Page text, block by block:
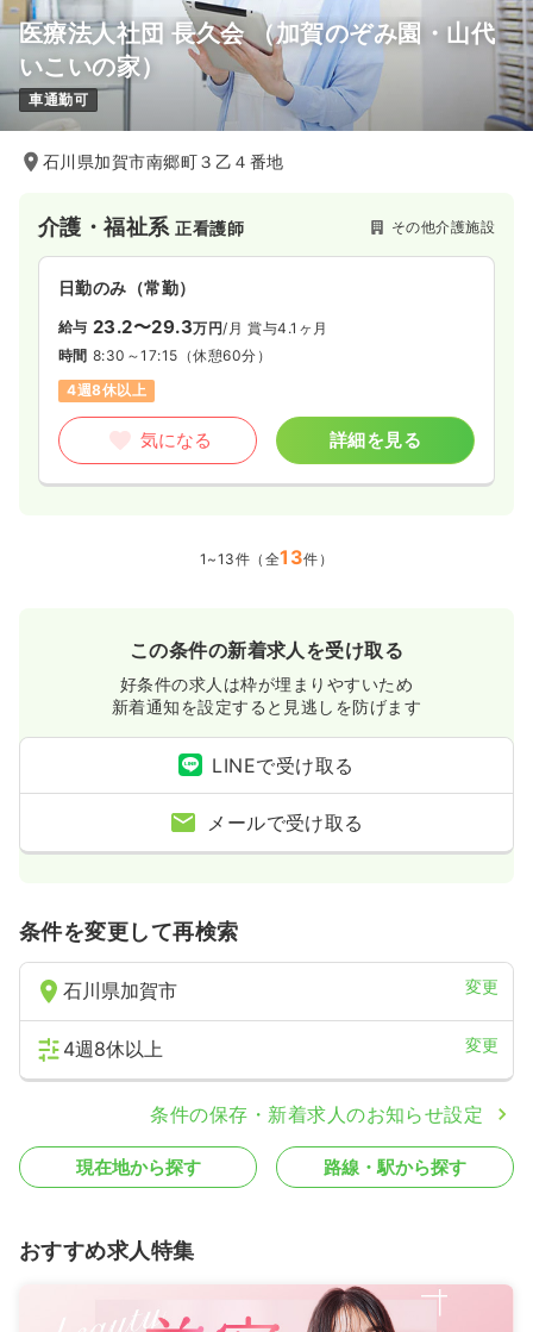
医療法人社団 長久会 （加賀のぞみ園・山代
いこいの家）
車通勤可
石川県加賀市南郷町３乙４番地
介護・福祉系正看護師 その他介護施設
日勤のみ（常勤）
給与 23.2〜29.3万円/月 賞与4.1ヶ月
時間 8:30～17:15 （休憩60分）
4週8休以上
気になる 詳細を見る
1~13件（全13件）
この条件の新着求人を受け取る
好条件の求人は枠が埋まりやすいため
新着通知を設定すると見逃しを防げます
LINEで受け取る
メールで受け取る
条件を変更して再検索
石川県加賀市 変更
4週8休以上 変更
条件の保存・新着求人のお知らせ設定
現在地から探す 路線・駅から探す
おすすめ求人特集